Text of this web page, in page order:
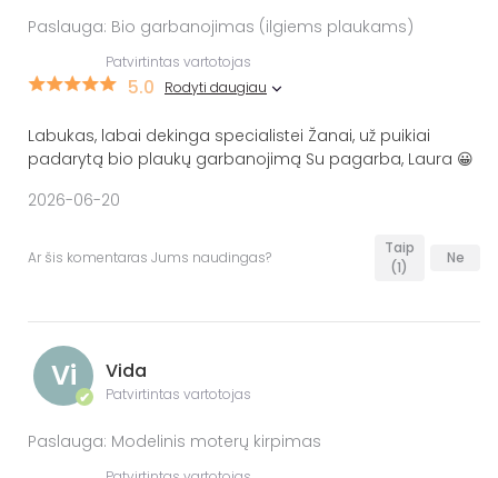
Paslauga: Bio garbanojimas (ilgiems plaukams)
Patvirtintas vartotojas
5.0 Rodyti daugiau
Labukas, labai dekinga specialistei Žanai, už puikiai
padarytą bio plaukų garbanojimą Su pagarba, Laura 😀
2026-06-20
Ar šis komentaras Jums naudingas?
Taip
(1)
Ne
Vi
✔
Vida
Patvirtintas vartotojas
Paslauga: Modelinis moterų kirpimas